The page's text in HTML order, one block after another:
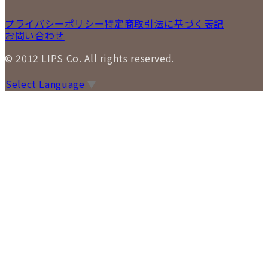
プライバシーポリシー特定商取引法に基づく表記
お問い合わせ
© 2012 LIPS Co. All rights reserved.
Select Language ▼